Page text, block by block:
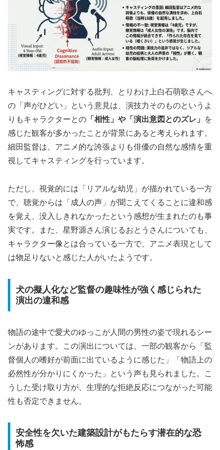
キャスティングに対する批判、とりわけ上白石萌歌さんへ
の「声がひどい」という意見は、演技力そのものというよ
りもキャラクターとの 「相性」や「演出意図とのズレ」
を
感じた観客が多かったことが背景にあると考えられます。
細田監督は、アニメ的な誇張よりも俳優の自然な感情を重
視してキャスティングを行っています。
ただし、視覚的には「リアルな幼児」が描かれている一方
で、聴覚からは「成人の声」が聞こえてくることに違和感
を覚え、没入しきれなかったという感想が生まれたのも事
実です。また、星野源さん演じるおとうさんについても、
キャラクター像とは合っている一方で、アニメ表現として
は物足りないと感じた人がいたようです。
犬の擬人化など監督の趣味性が強く感じられた
演出の違和感
物語の途中で愛犬のゆっこが人間の男性の姿で現れるシー
ンがあります。この演出については、一部の観客から「監
督個人の嗜好が前面に出ているように感じた」「物語上の
必然性が分かりにくかった」という声も見られました。こ
うした受け取り方が、生理的な拒絶反応につながった可能
性も否定できません。
安全性を欠いた建築設計がもたらす潜在的な恐
怖感